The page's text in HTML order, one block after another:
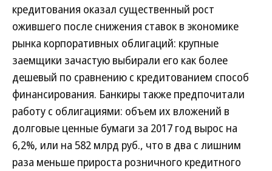
кредитования оказал существенный рост
ожившего после снижения ставок в экономике
рынка корпоративных облигаций: крупные
заемщики зачастую выбирали его как более
дешевый по сравнению с кредитованием способ
финансирования. Банкиры также предпочитали
работу с облигациями: объем их вложений в
долговые ценные бумаги за 2017 год вырос на
6,2%, или на 582 млрд руб., что в два с лишним
раза меньше прироста розничного кредитного